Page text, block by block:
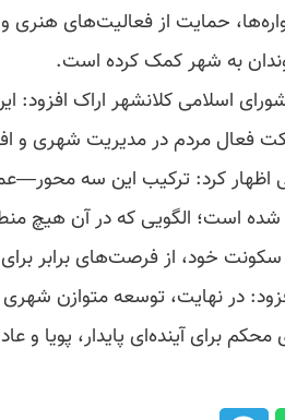
حمایت از فعالیت‌های هنری
به شهر کمک کرده است.
اسلامی کلانشهر اراک افزود:
فعال مردم در مدیریت شهری و
اظهار کرد: ترکیب این سه
است؛ الگویی که در آن هیچ
خود، از فرصت‌های برابر برای
در نهایت، توسعه متوازن شهری
محکم برای آینده‌ای پایدار، پویا